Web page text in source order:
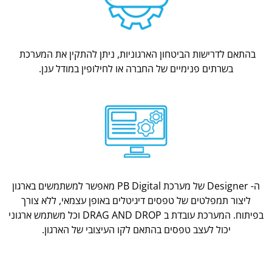
בהתאם לדרישות הביטחון הארגוניות, ניתן להתקין את המערכת
בשרתים פנימיים של החברה או לחילופין במודל ענן.
ה- Designer של מערכת PB Digital מאפשר למשתמשים בארגון
ליצור תמפלטים של טפסים דיגיטלים באופן עצמאי, ללא צורך
בפיתוח. המערכת עובדת ב DRAG AND DROP וכל משתמש ארגוני
יכול לעצב טפסים בהתאם לקו העיצובי של הארגון.